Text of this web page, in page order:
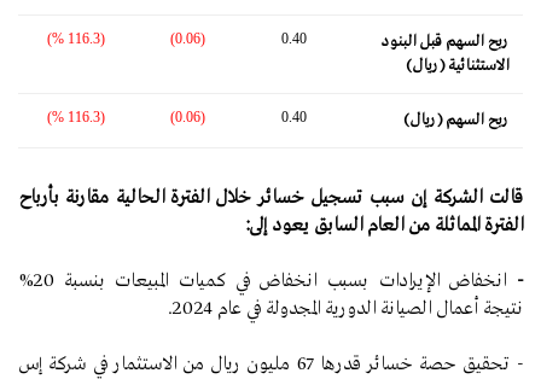
ربح السهم قبل البنود
الاستثنائية (ريال)
0.40
(0.06)
(116.3 %)
ربح السهم (ريال) 0.40
(0.06)
(116.3 %)
قالت الشركة إن سبب تسجيل خسائر خلال الفترة الحالية مقارنة بأرباح
الفترة المماثلة من العام السابق يعود إلى:
-
انخفاض الإيرادات بسبب انخفاض في كميات المبيعات بنسبة 20%
نتيجة أعمال الصيانة الدورية المجدولة في عام 2024.
- تحقيق حصة خسائر قدرها 67 مليون ريال من الاستثمار في شركة إس